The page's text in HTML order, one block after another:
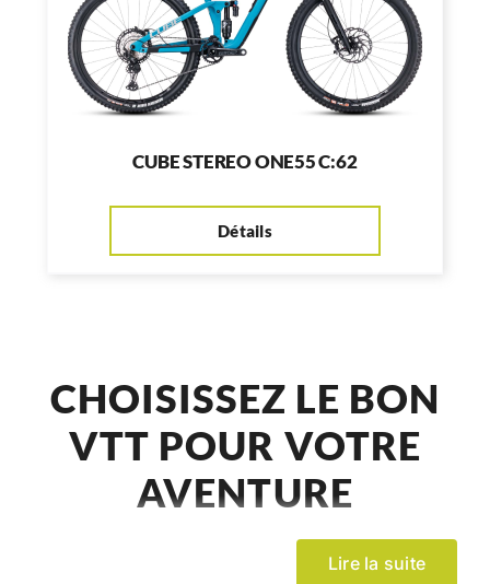
CUBE STEREO ONE55 C:62
Détails
CHOISISSEZ LE BON
VTT POUR VOTRE
AVENTURE
Le choix du bon VTT implique la prise en compte de
Lire la suite